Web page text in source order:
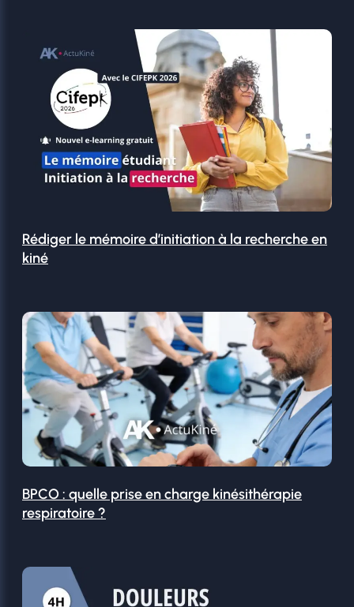
Rédiger le mémoire d’initiation à la recherche en
kiné
BPCO : quelle prise en charge kinésithérapie
respiratoire ?